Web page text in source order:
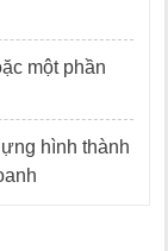
một phần
hình thành